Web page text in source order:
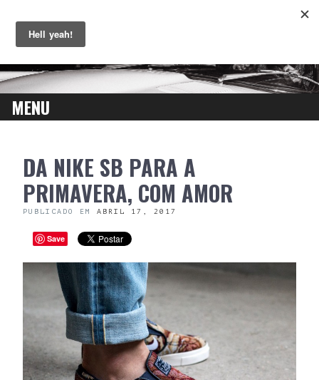
MENU
CONTENTDA NIKE SB PARA A
PRIMAVERA, COM AMOR
PUBLICADO EM ABRIL 17, 2017
Save